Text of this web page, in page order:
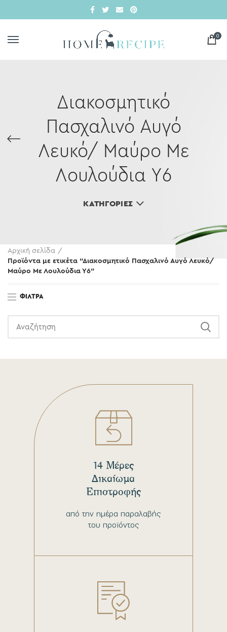
0
Διακοσμητικό
Πασχαλινό Αυγό
Λευκό/ Μαύρο Με
Λουλούδια Υ6
ΚΑΤΗΓΟΡΊΕΣ
Αρχική σελίδα
Προϊόντα με ετικέτα “Διακοσμητικό Πασχαλινό Αυγό Λευκό/
Μαύρο Με Λουλούδια Υ6”
ΦΊΛΤΡΑ
από την ημέρα παραλαβής
του προϊόντος
14 Μέρες
Δικαίωμα
Επιστροφής